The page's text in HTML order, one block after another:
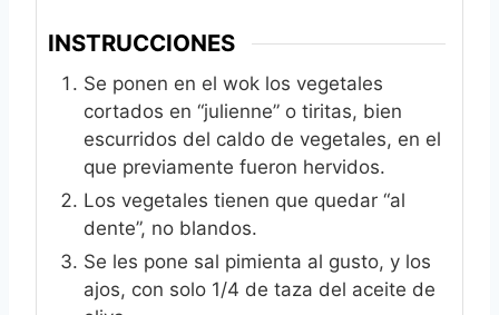
INSTRUCCIONES
Se ponen en el wok los vegetales
cortados en “julienne” o tiritas, bien
escurridos del caldo de vegetales, en el
que previamente fueron hervidos.
Los vegetales tienen que quedar “al
dente”, no blandos.
Se les pone sal pimienta al gusto, y los
ajos, con solo 1/4 de taza del aceite de